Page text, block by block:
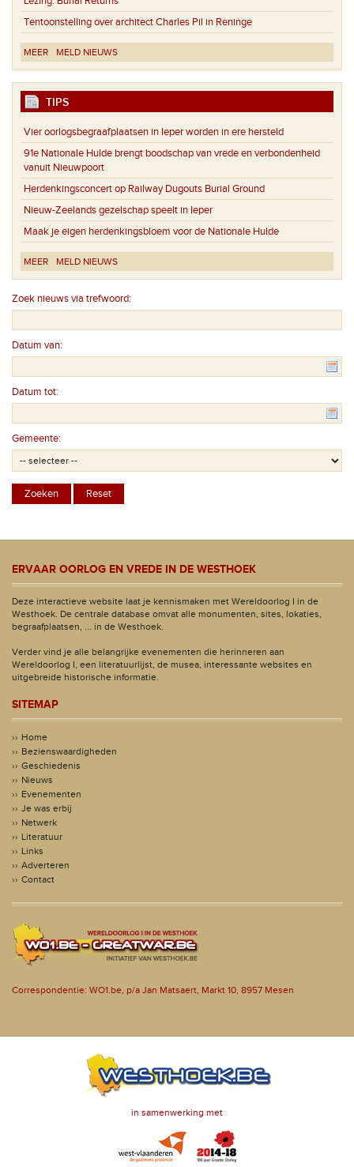
Tentoonstelling over architect Charles Pil in Reninge
MEER MELD NIEUWS
TIPS
Vier oorlogsbegraafplaatsen in Ieper worden in ere hersteld
91e Nationale Hulde brengt boodschap van vrede en verbondenheid
vanuit Nieuwpoort
Herdenkingsconcert op Railway Dugouts Burial Ground
Nieuw-Zeelands gezelschap speelt in Ieper
Maak je eigen herdenkingsbloem voor de Nationale Hulde
MEER MELD NIEUWS
Zoek nieuws via trefwoord:
Datum van:
Datum tot:
Gemeente:
ERVAAR OORLOG EN VREDE IN DE WESTHOEK
Deze interactieve website laat je kennismaken met Wereldoorlog I in de
Westhoek. De centrale database omvat alle monumenten, sites, lokaties,
begraafplaatsen, ... in de Westhoek.
Verder vind je alle belangrijke evenementen die herinneren aan
Wereldoorlog I, een literatuurlijst, de musea, interessante websites en
uitgebreide historische informatie.
SITEMAP
Home
Bezienswaardigheden
Geschiedenis
Nieuws
Evenementen
Je was erbij
Netwerk
Literatuur
Links
Adverteren
Contact
Correspondentie: WO1.be, p/a Jan Matsaert, Markt 10, 8957 Mesen
in samenwerking met